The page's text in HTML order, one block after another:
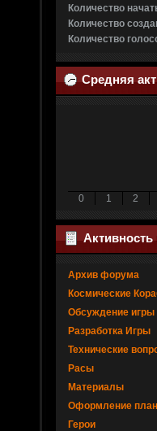
Количество
Количество
Количество
Средняя
0 1 2
Архив форума
Космические
Обсуждение игры
Разработка Игры
Технические
Расы
Материалы
Оформление
Герои